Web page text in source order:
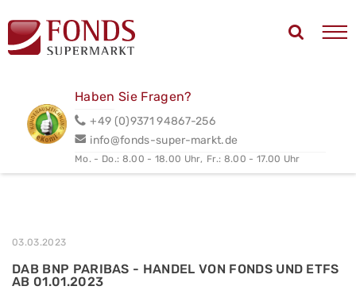
Haben Sie Fragen?
+49 (0)9371 94867-256
info@fonds-super-markt.de
Mo. - Do.: 8.00 - 18.00 Uhr, Fr.: 8.00 - 17.00 Uhr
03.03.2023
DAB BNP PARIBAS - HANDEL VON FONDS UND ETFS
AB 01.01.2023